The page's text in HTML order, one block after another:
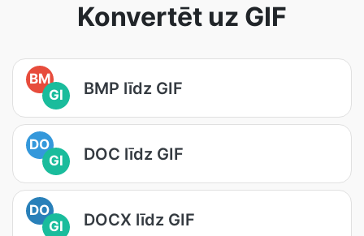
Konvertēt uz GIF
BM
GI
BMP līdz GIF
DO
GI
DOC līdz GIF
DO
GI
DOCX līdz GIF